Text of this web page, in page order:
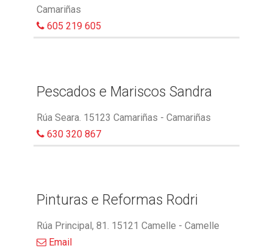
Camariñas
605 219 605
Pescados e Mariscos Sandra
Rúa Seara. 15123 Camariñas - Camariñas
630 320 867
Pinturas e Reformas Rodri
Rúa Principal, 81. 15121 Camelle - Camelle
Email